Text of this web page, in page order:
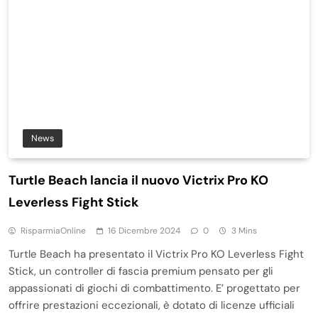
News
Turtle Beach lancia il nuovo Victrix Pro KO
Leverless Fight Stick
RisparmiaOnline 16 Dicembre 2024 0 3 Mins
Turtle Beach ha presentato il Victrix Pro KO Leverless Fight
Stick, un controller di fascia premium pensato per gli
appassionati di giochi di combattimento. E’ progettato per
offrire prestazioni eccezionali, è dotato di licenze ufficiali